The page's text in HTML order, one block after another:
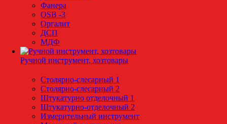
Фанера
OSB -3
Оргалит
ДСП
МДФ
Ручной инструмент, хозтовары
Столярно-слесарный 1
Столярно-слесарный 2
Штукатурно отделочный 1
Штукатурно-отделочный 2
Измерительный инструмент